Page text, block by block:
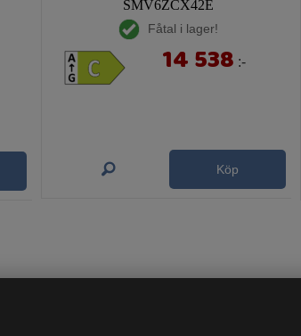
SMV6ZCX42E
Fåtal i lager!
14 538 :-
Köp